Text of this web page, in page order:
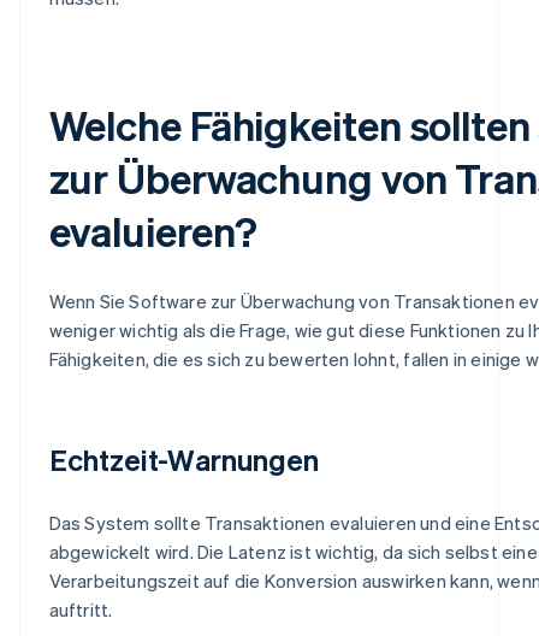
Welche Fähigkeiten
zur Überwachung von
evaluieren?
Wenn Sie Software zur Überwachung von Transaktionen
weniger wichtig als die Frage, wie gut diese Funktionen zu
Fähigkeiten, die es sich zu bewerten lohnt, fallen in einige
Echtzeit-Warnungen
Das System sollte Transaktionen evaluieren und eine
abgewickelt wird. Die Latenz ist wichtig, da sich selbst
Verarbeitungszeit auf die Konversion auswirken kann,
auftritt.